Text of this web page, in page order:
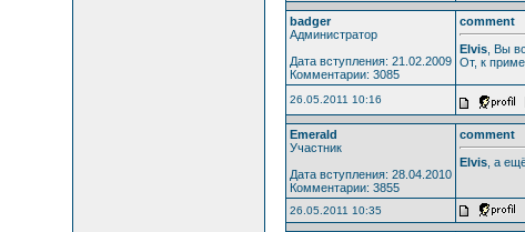
badger
Администратор
Дата вступления: 21.02.2009
Комментарии: 3085
comment
Elvis , Вы
От, к
26.05.2011 10:16
Emerald
Участник
Дата вступления: 28.04.2010
Комментарии: 3855
comment
Elvis , а
26.05.2011 10:35